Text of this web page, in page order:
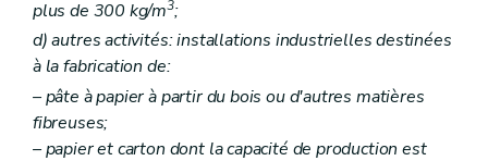
Art. 232
Art. 233
Art. 234
Art. 235
Art. 236
Art. 238
plus de 300 kg/m3;
d) autres activités: installations industrielles destinées
à la fabrication de:
– pâte à papier à partir du bois ou d'autres matières
fibreuses;
– papier et carton dont la capacité de production est